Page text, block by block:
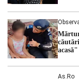
acasă"
As.ro